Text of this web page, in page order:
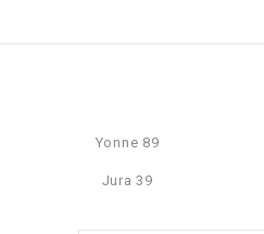
Yonne 89
Jura 39